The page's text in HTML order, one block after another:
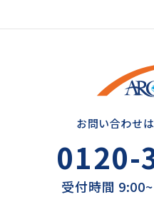
お問い合わせ
0120-
受付時間